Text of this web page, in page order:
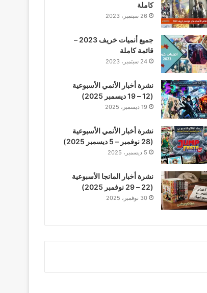
كاملة
26 سبتمبر، 2023
جميع أنميات خريف 2023 –
قائمة كاملة
24 سبتمبر، 2023
نشرة أخبار الأنمي الأسبوعية
(12 – 19 ديسمبر 2025)
19 ديسمبر، 2025
نشرة أخبار الأنمي الأسبوعية
(28 نوفمبر – 5 ديسمبر 2025)
5 ديسمبر، 2025
نشرة أخبار المانجا الأسبوعية
(22 – 29 نوفمبر 2025)
30 نوفمبر، 2025